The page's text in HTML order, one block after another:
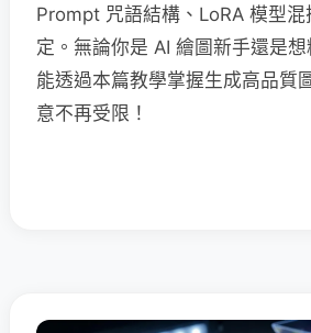
Prompt 咒語結構、LoRA 模型
定。無論你是 AI 繪圖新手還是
能透過本篇教學掌握生成高品質
意不再受限！